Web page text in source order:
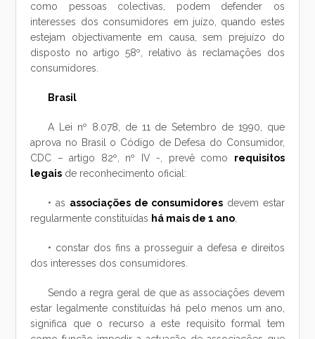
como pessoas colectivas, podem defender os
interesses dos consumidores em juízo, quando estes
estejam objectivamente em causa, sem prejuízo do
disposto no artigo 58º, relativo às reclamações dos
consumidores.
Brasil
A Lei nº 8.078, de 11 de Setembro de 1990, que
aprova no Brasil o Código de Defesa do Consumidor,
CDC – artigo 82º, nº IV -, prevê como requisitos
legais de reconhecimento oficial:
• as associações de consumidores devem estar
regularmente constituídas há mais de 1 ano
• constar dos fins a prosseguir a defesa e direitos
dos interesses dos consumidores.
Sendo a regra geral de que as associações devem
estar legalmente constituídas há pelo menos um ano,
significa que o recurso a este requisito formal tem